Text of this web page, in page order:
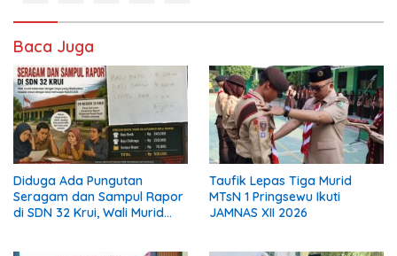
Baca Juga
Diduga Ada Pungutan
Seragam dan Sampul Rapor
di SDN 32 Krui, Wali Murid
Taufik Lepas Tiga Murid
MTsN 1 Pringsewu Ikuti
JAMNAS XII 2026